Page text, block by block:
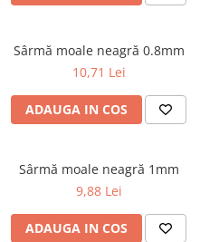
Sârmă moale neagră 0.8mm
10,71 Lei
ADAUGA IN COS
Sârmă moale neagră 1mm
9,88 Lei
ADAUGA IN COS